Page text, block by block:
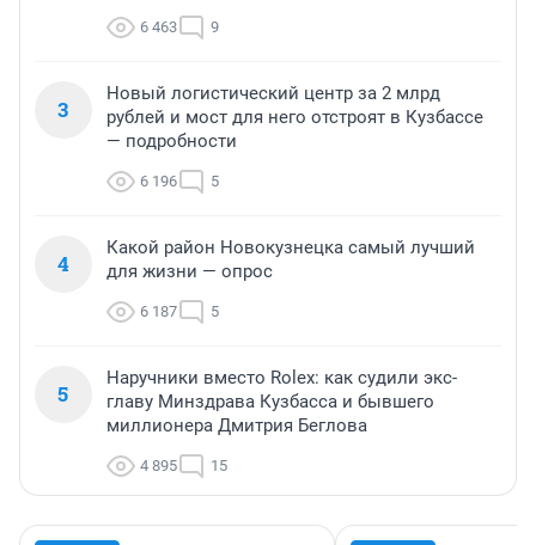
6 463 9
3
Новый логистический центр за 2 млрд
рублей и мост для него отстроят в Кузбассе
— подробности
6 196 5
4
Какой район Новокузнецка самый лучший
для жизни — опрос
6 187 5
5
Наручники вместо Rolex: как судили экс-
главу Минздрава Кузбасса и бывшего
миллионера Дмитрия Беглова
4 895 15